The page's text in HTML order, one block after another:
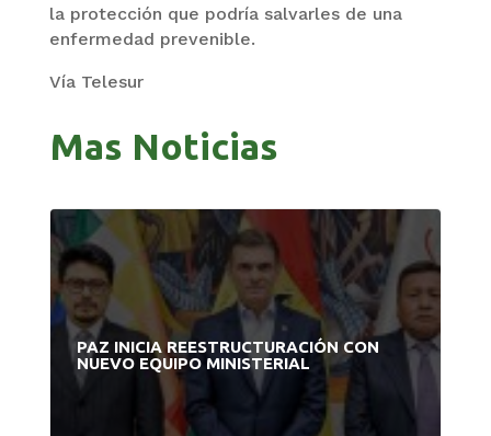
la protección que podría salvarles de una
enfermedad prevenible.
Vía Telesur
Mas Noticias
PAZ INICIA REESTRUCTURACIÓN CON
NUEVO EQUIPO MINISTERIAL